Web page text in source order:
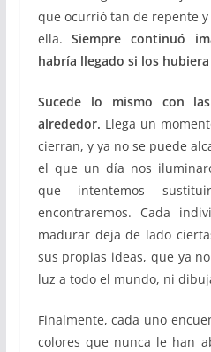
que ocurrió tan de repente
ella.Siempre continuó
habría llegado si los
Sucede lo mismo con
alrededor. Llega un
cierran, y ya no se puede
el que un día nos
que intentemos
encontraremos. Cada
madurar deja de lado
sus propias ideas, que ya
luz a todo el mundo, ni
Finalmente, cada uno
colores que nunca le han